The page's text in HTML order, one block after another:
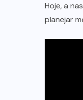
Hoje, a
planejar